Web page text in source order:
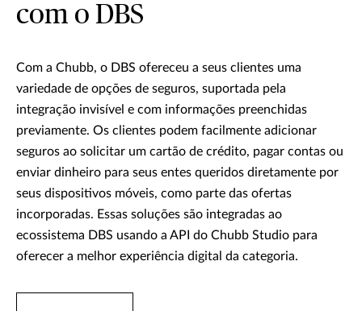
com o DBS
Com a Chubb, o DBS ofereceu a seus clientes uma
variedade de opções de seguros, suportada pela
integração invisível e com informações preenchidas
previamente. Os clientes podem facilmente adicionar
seguros ao solicitar um cartão de crédito, pagar contas ou
enviar dinheiro para seus entes queridos diretamente por
seus dispositivos móveis, como parte das ofertas
incorporadas. Essas soluções são integradas ao
ecossistema DBS usando a API do Chubb Studio para
oferecer a melhor experiência digital da categoria.